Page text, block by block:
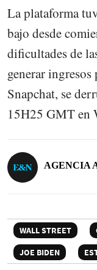
La plataforma
bajo desde
dificultades de
generar
Snapchat, se
15H25 GMT en
AGENCIA
WALL STREET
JOE BIDEN